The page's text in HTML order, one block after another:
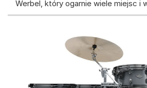
Werbel, który ogarnie wiele miejsc i